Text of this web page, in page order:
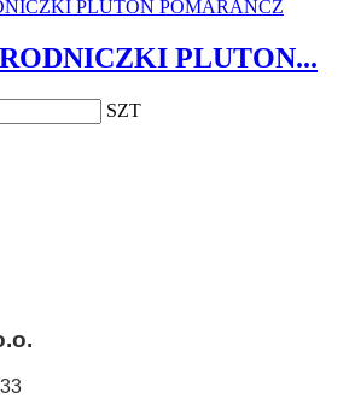
PLUTON...
SZT